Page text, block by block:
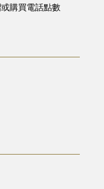
購買電話點數